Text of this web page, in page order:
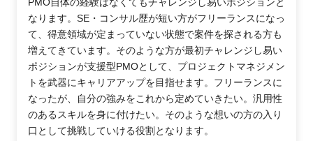
なります。SE・コンサル歴が短い方がフリーランスになっ
て、得意領域が定まっていない状態で案件を探される方も
増えてきています。そのような方が最初チャレンジし易い
ポジションが支援型PMOとして、プロジェクトマネジメン
トを武器にキャリアアップを目指せます。フリーランスに
なったが、自分の強みをこれから定めていきたい。汎用性
のあるスキルを身に付けたい。そのような想いの方の入り
口として挑戦していける役割となります。